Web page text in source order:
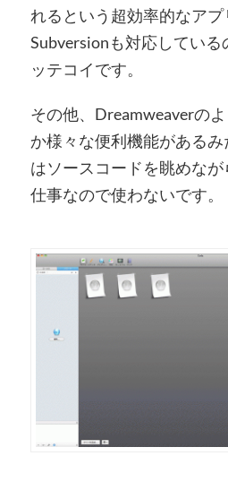
れるという超効率的なアプ
Subversionも対応してい
ッテコイです。
その他、Dreamweaverの
か様々な便利機能がある
はソースコードを眺めな
仕事なので使わないです。